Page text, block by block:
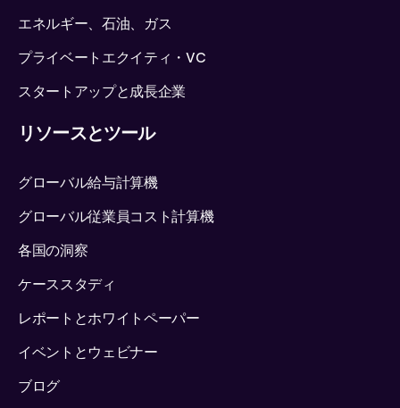
エネルギー、石油、ガス
プライベートエクイティ・VC
スタートアップと成長企業
リソースとツール
グローバル給与計算機
グローバル従業員コスト計算機
各国の洞察
ケーススタディ
レポートとホワイトペーパー
イベントとウェビナー
ブログ